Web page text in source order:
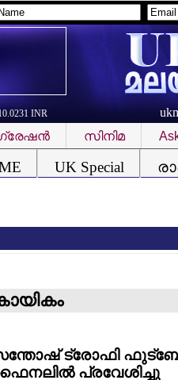
INR
സിനിമ
UK Special
ട്രോഫി
പ്രവേശിച്ചു